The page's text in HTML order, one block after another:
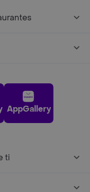
AppGallery
ti